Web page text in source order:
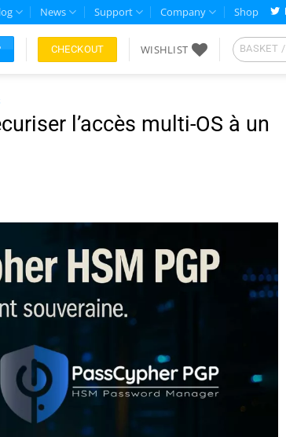
News Support Company Shop
CHECKOUT WISHLIST BASKET /
l’accès multi-OS à un